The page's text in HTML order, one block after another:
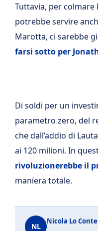
Tuttavia, per colmare
potrebbe servire
Marotta, ci sarebbe
farsi sotto per
Di soldi per un
parametro zero, del
che dall’addio di
ai 120 milioni. In
rivoluzionerebbe il
maniera totale.
NL
Nicola Lo Conte